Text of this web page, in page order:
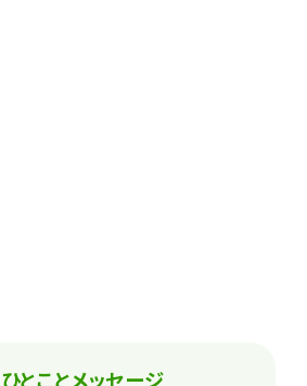
ひとことメッセージ